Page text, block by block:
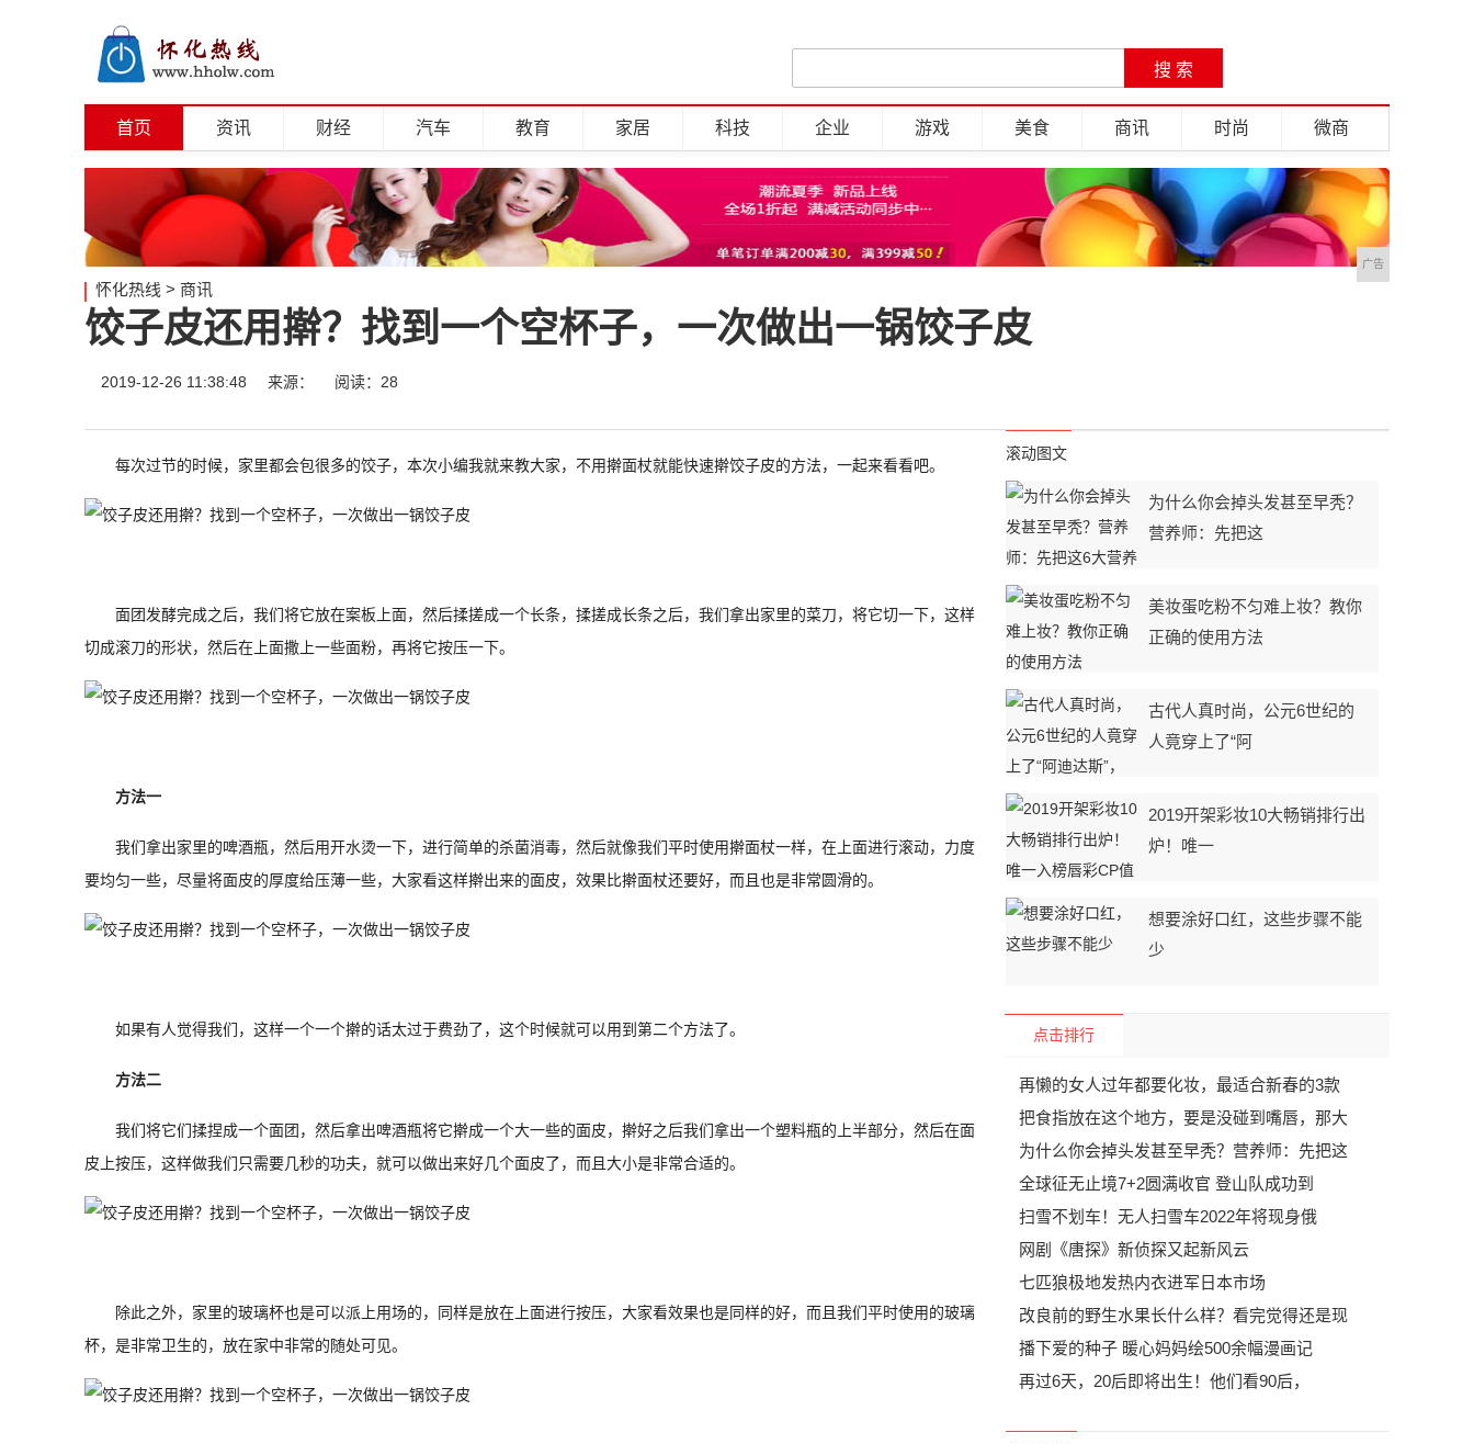
首页 资讯 财经 汽车 教育 家居 科技 企业 游戏 美食 商讯 时尚 微商
广告
怀化热线 > 商讯
饺子皮还用擀？找到一个空杯子，一次做出一锅饺子皮
2019-12-26 11:38:48 来源： 阅读：28
每次过节的时候，家里都会包很多的饺子，本次小编我就来教大家，不用擀面杖就能快速擀饺子皮的方法，一起来看看吧。
面团发酵完成之后，我们将它放在案板上面，然后揉搓成一个长条，揉搓成长条之后，我们拿出家里的菜刀，将它切一下，这样
切成滚刀的形状，然后在上面撒上一些面粉，再将它按压一下。
方法一
我们拿出家里的啤酒瓶，然后用开水烫一下，进行简单的杀菌消毒，然后就像我们平时使用擀面杖一样，在上面进行滚动，力度
要均匀一些，尽量将面皮的厚度给压薄一些，大家看这样擀出来的面皮，效果比擀面杖还要好，而且也是非常圆滑的。
如果有人觉得我们，这样一个一个擀的话太过于费劲了，这个时候就可以用到第二个方法了。
方法二
我们将它们揉捏成一个面团，然后拿出啤酒瓶将它擀成一个大一些的面皮，擀好之后我们拿出一个塑料瓶的上半部分，然后在面
皮上按压，这样做我们只需要几秒的功夫，就可以做出来好几个面皮了，而且大小是非常合适的。
除此之外，家里的玻璃杯也是可以派上用场的，同样是放在上面进行按压，大家看效果也是同样的好，而且我们平时使用的玻璃
杯，是非常卫生的，放在家中非常的随处可见。
滚动图文
为什么你会掉头发甚至早秃？
营养师：先把这
美妆蛋吃粉不匀难上妆？教你
正确的使用方法
古代人真时尚，公元6世纪的
人竟穿上了“阿
2019开架彩妆10大畅销排行出
炉！唯一
想要涂好口红，这些步骤不能
少
点击排行
再懒的女人过年都要化妆，最适合新春的3款
把食指放在这个地方，要是没碰到嘴唇，那大
为什么你会掉头发甚至早秃？营养师：先把这
全球征无止境7+2圆满收官 登山队成功到
扫雪不划车！无人扫雪车2022年将现身俄
网剧《唐探》新侦探又起新风云
七匹狼极地发热内衣进军日本市场
改良前的野生水果长什么样？看完觉得还是现
播下爱的种子 暖心妈妈绘500余幅漫画记
再过6天，20后即将出生！他们看90后，